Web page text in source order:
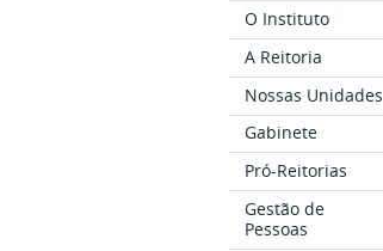
O Instituto
A Reitoria
Nossas Unidades
Gabinete
Pró-Reitorias
Gestão de
Pessoas